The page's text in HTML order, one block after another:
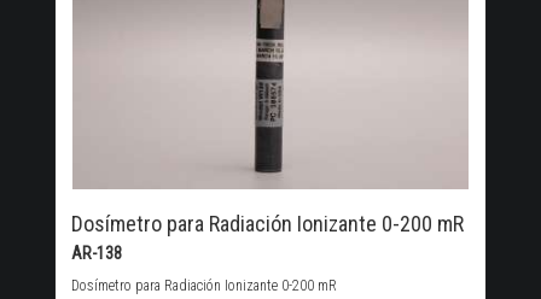
Dosímetro para Radiación Ionizante 0-200 mR
AR-138
Dosímetro para Radiación Ionizante 0-200 mR